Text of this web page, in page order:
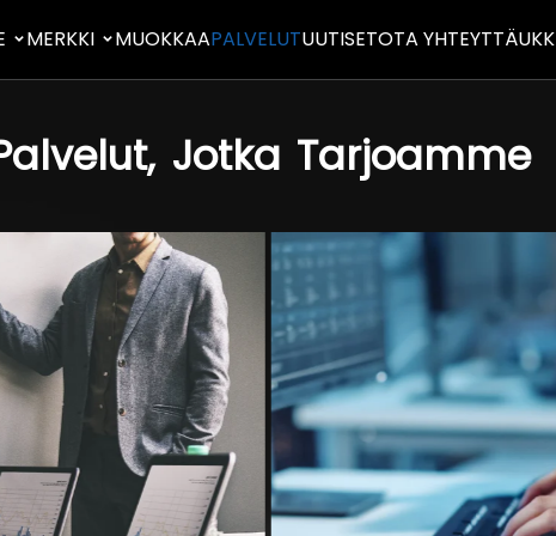
MERKKI MUOKKAAPALVELUTUUTISETOTA YHTEYTTÄUKK
Jotka Tarjoamme